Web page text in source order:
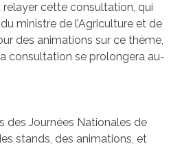
cette consultation, qui
ministre de l’Agriculture et de
des animations sur ce thème,
consultation se prolongera au-
des Journées Nationales de
stands, des animations, et